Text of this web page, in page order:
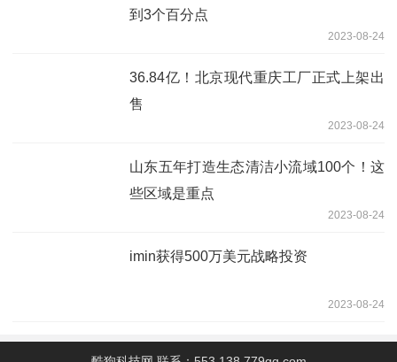
到3个百分点
2023-08-24
36.84亿！北京现代重庆工厂正式上架出
售
2023-08-24
山东五年打造生态清洁小流域100个！这
些区域是重点
2023-08-24
imin获得500万美元战略投资
2023-08-24